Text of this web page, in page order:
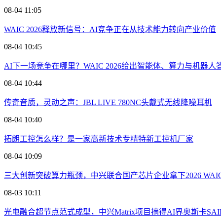
08-04 11:05
WAIC 2026释放新信号：AI竞争正在从技术能力转向产业价值
08-04 10:45
AI下一场竞争在哪里？WAIC 2026给出智能体、算力与机器人
08-04 10:44
传奇音质，灵动之声：JBL LIVE 780NC头戴式无线降噪耳机
08-04 10:40
拓朗工控怎么样？是一家高新技术专精特新工控机厂家
08-04 10:09
三大创新突破算力瓶颈，中兴联合国产芯片企业拿下2026
08-03 10:11
光电融合超节点范式成型，中兴Matrix项目摘得AI界奥斯卡